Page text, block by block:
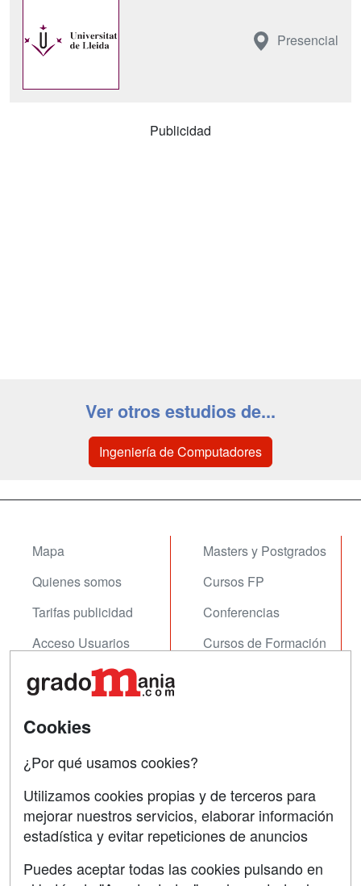
Presencial
Publicidad
Ver otros estudios de...
Ingeniería de Computadores
Mapa
Quienes somos
Tarifas publicidad
Acceso Usuarios
Acceso Centros
Masters y Postgrados
Cursos FP
Conferencias
Cursos de Formación
Contactar
Copyleft
Cookies
¿Por qué usamos cookies?
Utilizamos cookies propias y de terceros para
mejorar nuestros servicios, elaborar información
estadística y evitar repeticiones de anuncios
Puedes aceptar todas las cookies pulsando en